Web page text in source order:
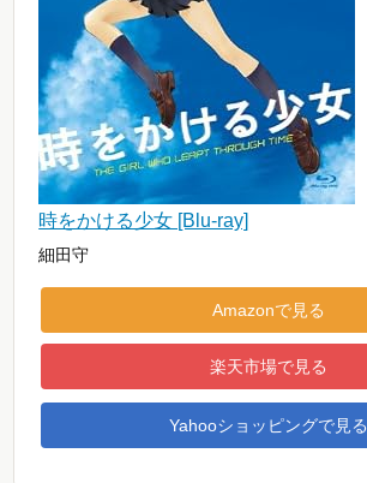
時をかける少女 [Blu-ray]
細田守
Amazonで見る
楽天市場で見る
Yahooショッピングで見る